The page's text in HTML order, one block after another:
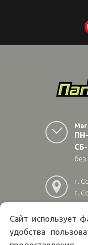
г.
г.
г.
28/
Сайт использует
удобства